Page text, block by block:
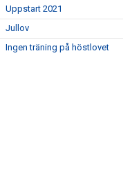
Uppstart 2021
Jullov
Ingen träning på höstlovet